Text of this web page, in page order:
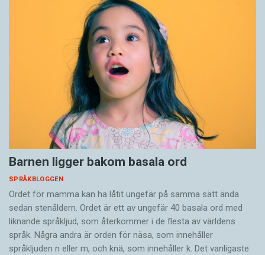
Barnen ligger bakom basala ord
SPRÅKBLOGGEN
Ordet för mamma kan ha låtit ungefär på samma sätt ända
sedan stenåldern. Ordet är ett av ungefär 40 basala ord med
liknande språkljud, som återkommer i de flesta av världens
språk. Några andra är orden för näsa, som innehåller
språkljuden n eller m, och knä, som innehåller k. Det vanligaste